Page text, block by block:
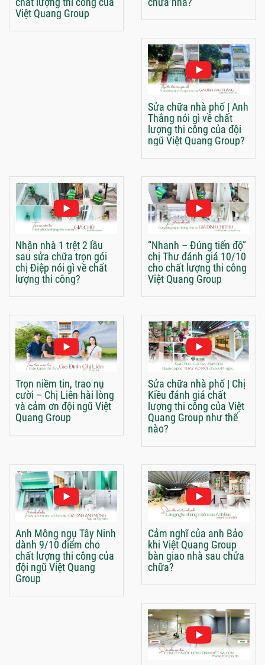
Việt Quang Group
Sửa chữa nhà phố | Anh
Thắng nói gì về chất
lượng thi công của đội
ngũ Việt Quang Group?
Nhận nhà 1 trệt 2 lầu
sau sửa chữa trọn gói
chị Điệp nói gì về chất
lượng thi công?
“Nhanh – Đúng tiến độ”
chị Thư đánh giá 10/10
cho chất lượng thi công
Việt Quang Group
Trọn niềm tin, trao nụ
cười – Chị Liên hài lòng
và cảm ơn đội ngũ Việt
Quang Group
Sửa chữa nhà phố | Chị
Kiều đánh giá chất
lượng thi công của Việt
Quang Group như thế
nào?
Anh Mông ngụ Tây Ninh
dành 9/10 điểm cho
chất lượng thi công của
đội ngũ Việt Quang
Group
Cảm nghĩ của anh Bảo
khi Việt Quang Group
bàn giao nhà sau chửa
chữa?